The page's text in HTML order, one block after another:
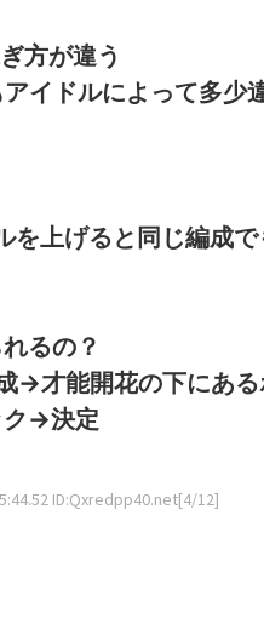
方が違う
イドルによって多少
上げると同じ編成で
るの？
→才能開花の下にあ
ク→決定
ID:Qxredpp40.net[4/12]